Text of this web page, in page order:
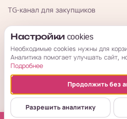
TG-канал для закупщиков
© 2026 КорОпт. Корейские и
ИП Галицкая Мария Сергеевна · ИНН
314254321800034
Настройки cookies
Необходимые cookies нужны для
Аналитика помогает улучшать сайт,
Подробнее
Продолжить без
Разрешить аналитику